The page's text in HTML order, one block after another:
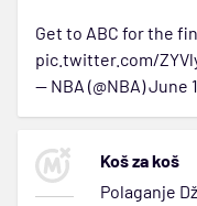
Get to ABC for the
pic.twitter.com/
— NBA (@NBA)June
Koš za koš
Polaganje